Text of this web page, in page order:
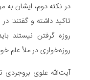
در نکته دوم، ایشان
تاکید داشته و گفتند:
روزه گرفتن نیستند
روزه‌خواری در ملأ عام
آیت‌الله علوی